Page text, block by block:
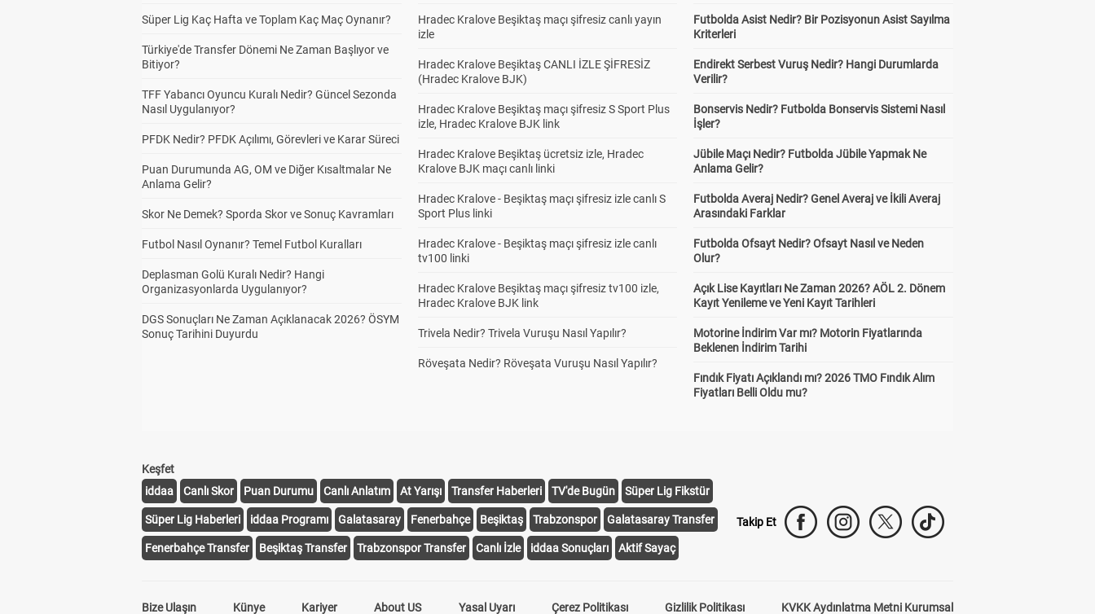
Süper Lig Kaç Hafta ve Toplam Kaç Maç Oynanır?
Türkiye'de Transfer Dönemi Ne Zaman Başlıyor ve
Bitiyor?
TFF Yabancı Oyuncu Kuralı Nedir? Güncel Sezonda
Nasıl Uygulanıyor?
PFDK Nedir? PFDK Açılımı, Görevleri ve Karar Süreci
Puan Durumunda AG, OM ve Diğer Kısaltmalar Ne
Anlama Gelir?
Skor Ne Demek? Sporda Skor ve Sonuç Kavramları
Futbol Nasıl Oynanır? Temel Futbol Kuralları
Deplasman Golü Kuralı Nedir? Hangi
Organizasyonlarda Uygulanıyor?
DGS Sonuçları Ne Zaman Açıklanacak 2026? ÖSYM
Sonuç Tarihini Duyurdu
Hradec Kralove Beşiktaş maçı şifresiz canlı yayın
izle
Hradec Kralove Beşiktaş CANLI İZLE ŞİFRESİZ
(Hradec Kralove BJK)
Hradec Kralove Beşiktaş maçı şifresiz S Sport Plus
izle, Hradec Kralove BJK link
Hradec Kralove Beşiktaş ücretsiz izle, Hradec
Kralove BJK maçı canlı linki
Hradec Kralove - Beşiktaş maçı şifresiz izle canlı S
Sport Plus linki
Hradec Kralove - Beşiktaş maçı şifresiz izle canlı
tv100 linki
Hradec Kralove Beşiktaş maçı şifresiz tv100 izle,
Hradec Kralove BJK link
Trivela Nedir? Trivela Vuruşu Nasıl Yapılır?
Röveşata Nedir? Röveşata Vuruşu Nasıl Yapılır?
Futbolda Asist Nedir? Bir Pozisyonun Asist Sayılma
Kriterleri
Endirekt Serbest Vuruş Nedir? Hangi Durumlarda
Verilir?
Bonservis Nedir? Futbolda Bonservis Sistemi Nasıl
İşler?
Jübile Maçı Nedir? Futbolda Jübile Yapmak Ne
Anlama Gelir?
Futbolda Averaj Nedir? Genel Averaj ve İkili Averaj
Arasındaki Farklar
Futbolda Ofsayt Nedir? Ofsayt Nasıl ve Neden
Olur?
Açık Lise Kayıtları Ne Zaman 2026? AÖL 2. Dönem
Kayıt Yenileme ve Yeni Kayıt Tarihleri
Motorine İndirim Var mı? Motorin Fiyatlarında
Beklenen İndirim Tarihi
Fındık Fiyatı Açıklandı mı? 2026 TMO Fındık Alım
Fiyatları Belli Oldu mu?
Keşfet
iddaa
Canlı Skor Puan Durumu Canlı Anlatım At Yarışı Transfer Haberleri TV'de Bugün Süper Lig Fikstür
Süper Lig Haberleri iddaa Programı Galatasaray Fenerbahçe Beşiktaş Trabzonspor Galatasaray Transfer
Fenerbahçe Transfer Beşiktaş Transfer Trabzonspor Transfer Canlı İzle iddaa Sonuçları Aktif Sayaç
Takip Et
Bize Ulaşın Künye Kariyer About US Yasal Uyarı Çerez Politikası Gizlilik Politikası KVKK Aydınlatma Metni Kurumsal